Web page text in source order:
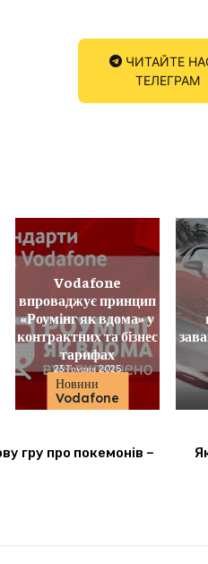
ЧИТАЙТЕ
ТЕЛЕГРАМ
Новини
Vodafone
Vodafone
впроваджує принцип
«Роумінг як вдома» у
контрактних та бізнес
тарифах
23 Грудня 2025
гру про покемонів –